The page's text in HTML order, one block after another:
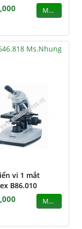
MUA
Ms.Nhung
vi 1 mắt
B86.010
MUA